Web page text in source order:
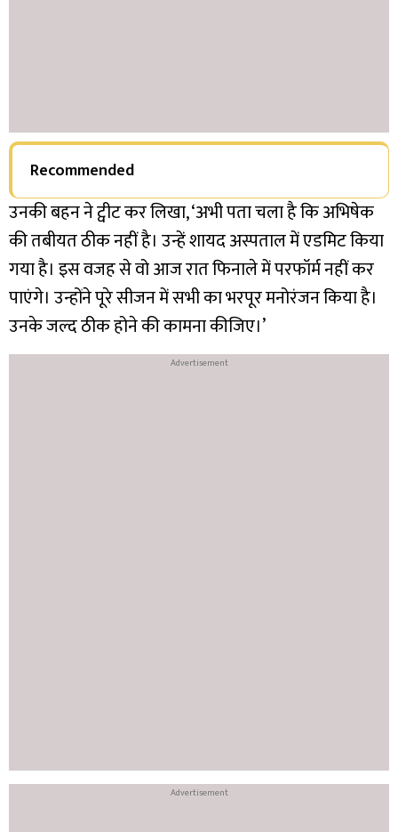
Recommended
उनकी बहन ने ट्वीट कर लिखा, ‘अभी पता चला है कि अभिषेक
की तबीयत ठीक नहीं है। उन्हें शायद अस्पताल में एडमिट किया
गया है। इस वजह से वो आज रात फिनाले में परफॉर्म नहीं कर
पाएंगे। उन्होंने पूरे सीजन में सभी का भरपूर मनोरंजन किया है।
उनके जल्द ठीक होने की कामना कीजिए।’